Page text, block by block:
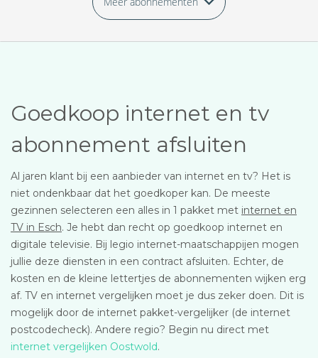
Goedkoop internet en tv
abonnement afsluiten
Al jaren klant bij een aanbieder van internet en tv? Het is
niet ondenkbaar dat het goedkoper kan. De meeste
gezinnen selecteren een alles in 1 pakket met internet en
TV in Esch. Je hebt dan recht op goedkoop internet en
digitale televisie. Bij legio internet-maatschappijen mogen
jullie deze diensten in een contract afsluiten. Echter, de
kosten en de kleine lettertjes de abonnementen wijken erg
af. TV en internet vergelijken moet je dus zeker doen. Dit is
mogelijk door de internet pakket-vergelijker (de internet
postcodecheck). Andere regio? Begin nu direct met
internet vergelijken Oostwold.